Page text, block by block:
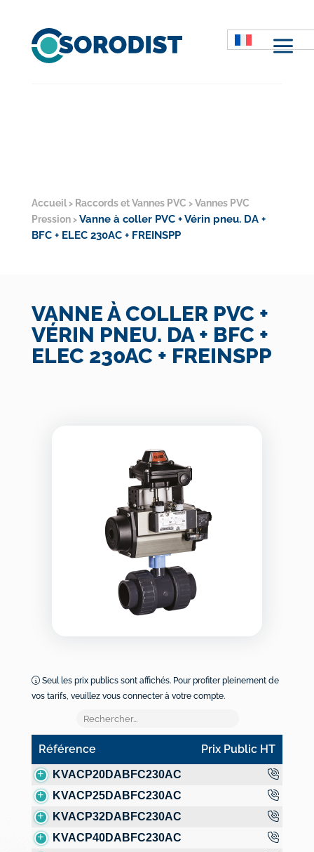
M
Accueil> Raccords et Vannes PVC > Vannes PVC
Pression> Vanne à coller PVC + Vérin pneu. DA +
BFC + ELEC 230AC + FREINSPP
VANNE À COLLER PVC +
VÉRIN PNEU. DA + BFC +
ELEC 230AC + FREINSPP
Seul les prix publics sont affichés. Pour profiter pleinement de
vos tarifs, veuillez vous connecter à votre compte.
Référence Prix Public HT
Référence Prix Public HT
KVACP20DABFC230AC
KVACP25DABFC230AC
KVACP32DABFC230AC
KVACP40DABFC230AC